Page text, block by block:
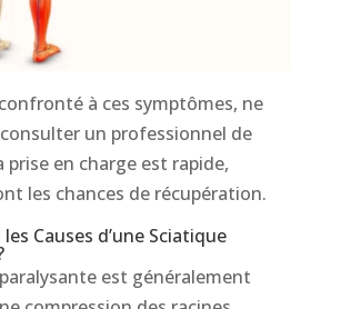
à ces symptômes, ne
un professionnel de
prise en charge est rapide,
les chances de récupération.
Causes d’une Sciatique
est généralement